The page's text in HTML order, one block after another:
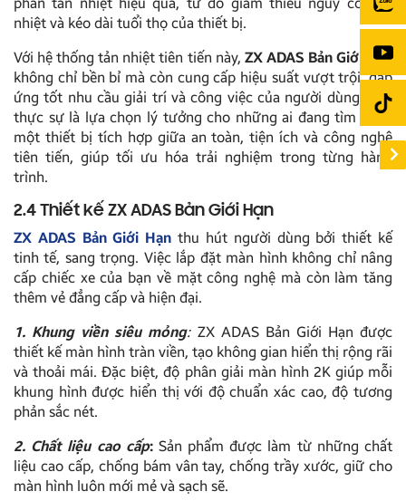
nhiệt và kéo dài tuổi thọ của thiết bị.
Với hệ thống tản nhiệt tiên tiến này, ZX ADAS Bản Giới Hạn
không chỉ bền bỉ mà còn cung cấp hiệu suất vượt trội, đáp
ứng tốt nhu cầu giải trí và công việc của người dùng. Đây
thực sự là lựa chọn lý tưởng cho những ai đang tìm kiếm
một thiết bị tích hợp giữa an toàn, tiện ích và công nghệ
tiên tiến, giúp tối ưu hóa trải nghiệm trong từng hành
trình.
2.4 Thiết kế ZX ADAS Bản Giới Hạn
ZX ADAS Bản Giới Hạn thu hút người dùng bởi thiết kế
tinh tế, sang trọng. Việc lắp đặt màn hình không chỉ nâng
cấp chiếc xe của bạn về mặt công nghệ mà còn làm tăng
thêm vẻ đẳng cấp và hiện đại.
1. Khung viền siêu mỏng:ZX ADAS Bản Giới Hạn được
thiết kế màn hình tràn viền, tạo không gian hiển thị rộng rãi
và thoải mái. Đặc biệt, độ phân giải màn hình 2K giúp mỗi
khung hình được hiển thị với độ chuẩn xác cao, độ tương
phản sắc nét.
2. Chất liệu cao cấp:Sản phẩm được làm từ những chất
liệu cao cấp, chống bám vân tay, chống trầy xước, giữ cho
màn hình luôn mới mẻ và sạch sẽ.